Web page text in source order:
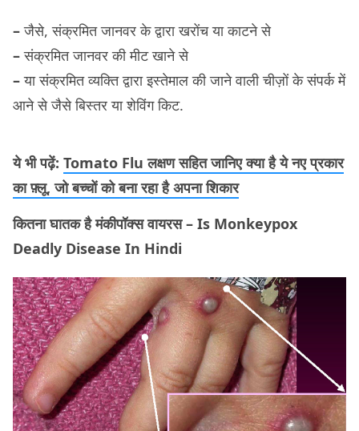
–जैसे, संक्रमित जानवर के द्वारा खरोंच या काटने से
–संक्रमित जानवर की मीट खाने से
–या संक्रमित व्यक्ति द्वारा इस्तेमाल की जाने वाली चीज़ों के संपर्क में
आने से जैसे बिस्तर या शेविंग किट.
ये भी पढ़ें: Tomato Flu लक्षण सहित जानिए क्या है ये नए प्रकार
का फ़्लू, जो बच्चों को बना रहा है अपना शिकार
कितना घातक है मंकीपॉक्स वायरस – Is Monkeypox
Deadly Disease In Hindi